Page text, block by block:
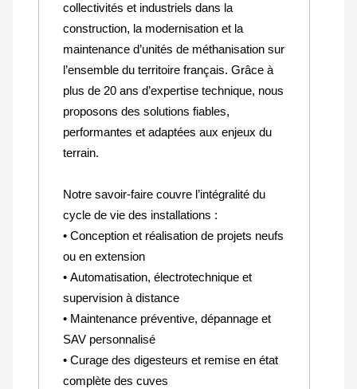
collectivités et industriels dans la
construction, la modernisation et la
maintenance d’unités de méthanisation sur
l’ensemble du territoire français. Grâce à
plus de 20 ans d’expertise technique, nous
proposons des solutions fiables,
performantes et adaptées aux enjeux du
terrain.
Notre savoir-faire couvre l’intégralité du
cycle de vie des installations :
• Conception et réalisation de projets neufs
ou en extension
• Automatisation, électrotechnique et
supervision à distance
• Maintenance préventive, dépannage et
SAV personnalisé
• Curage des digesteurs et remise en état
complète des cuves